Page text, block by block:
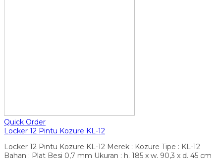
Quick Order
Locker 12 Pintu Kozure KL-12
Locker 12 Pintu Kozure KL-12 Merek : Kozure Tipe : KL-12
Bahan : Plat Besi 0,7 mm Ukuran : h. 185 x w. 90,3 x d. 45 cm